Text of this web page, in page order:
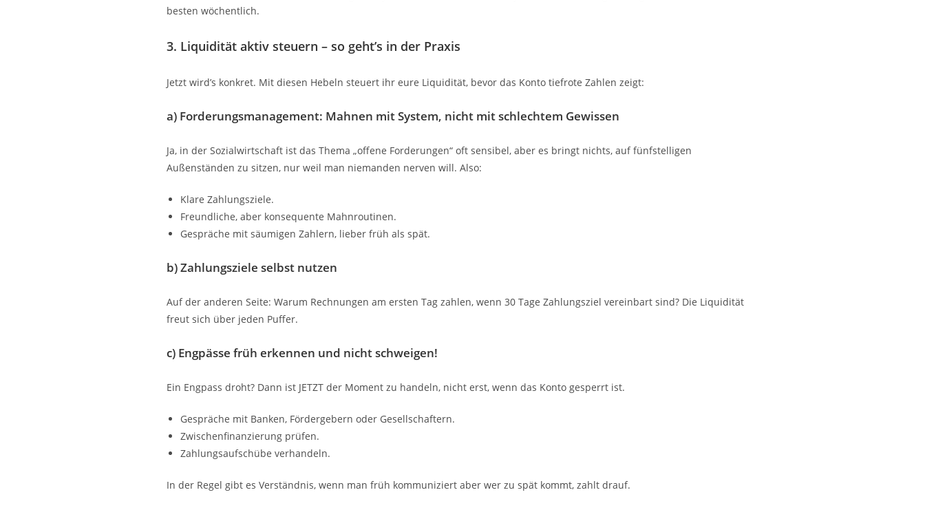
besten wöchentlich.
3. Liquidität aktiv steuern – so geht’s in der Praxis
Jetzt wird’s konkret. Mit diesen Hebeln steuert ihr eure Liquidität, bevor das Konto tiefrote Zahlen zeigt:
a) Forderungsmanagement: Mahnen mit System, nicht mit schlechtem Gewissen
Ja, in der Sozialwirtschaft ist das Thema „offene Forderungen“ oft sensibel, aber es bringt nichts, auf fünfstelligen
Außenständen zu sitzen, nur weil man niemanden nerven will. Also:
Klare Zahlungsziele.
Freundliche, aber konsequente Mahnroutinen.
Gespräche mit säumigen Zahlern, lieber früh als spät.
b) Zahlungsziele selbst nutzen
Auf der anderen Seite: Warum Rechnungen am ersten Tag zahlen, wenn 30 Tage Zahlungsziel vereinbart sind? Die Liquidität
freut sich über jeden Puffer.
c) Engpässe früh erkennen und nicht schweigen!
Ein Engpass droht? Dann ist JETZT der Moment zu handeln, nicht erst, wenn das Konto gesperrt ist.
Gespräche mit Banken, Fördergebern oder Gesellschaftern.
Zwischenfinanzierung prüfen.
Zahlungsaufschübe verhandeln.
In der Regel gibt es Verständnis, wenn man früh kommuniziert aber wer zu spät kommt, zahlt drauf.